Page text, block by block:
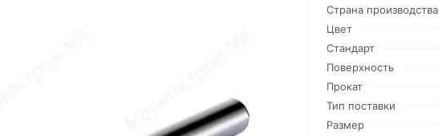
Страна производства
Цвет
Стандарт
Поверхность
Прокат
Тип поставки
Размер